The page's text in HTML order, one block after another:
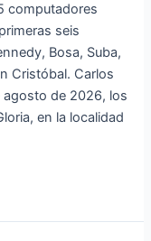
computadores
seis
Bosa, Suba,
Cristóbal. Carlos
agosto de 2026, los
en la localidad